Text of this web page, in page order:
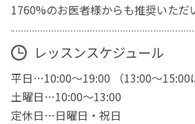
1760%のお医者様からも推奨いただ
レッスンスケジュール
平日…10:00～19:00 （13:00～15:00
土曜日…10:00～13:00
定休日…日曜日・祝日